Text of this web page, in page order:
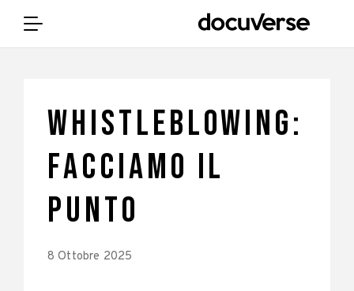
WHISTLEBLOWING:
FACCIAMO IL
PUNTO
8 Ottobre 2025